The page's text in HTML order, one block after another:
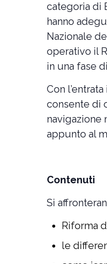
categoria di
hanno
Nazionale
operativo il
in una fase
Con
consente di
navigazione
appunto al
Contenuti
Si
Riforma
le